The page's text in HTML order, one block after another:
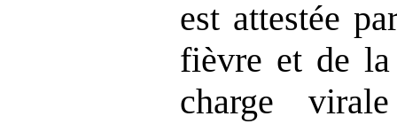
est attestée
fièvre et de
charge